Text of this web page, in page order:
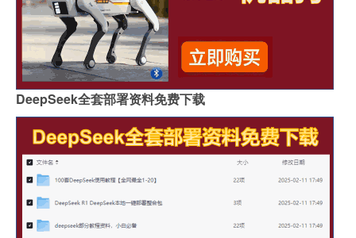
DeepSeek全套部署资料免费下载